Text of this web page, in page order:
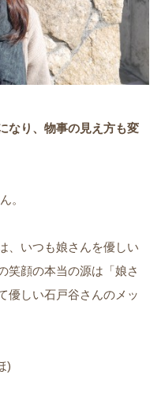
なり、物事の見え方も変
。
、いつも娘さんを優しい
笑顔の本当の源は「娘さ
優しい石戸谷さんのメッ
)